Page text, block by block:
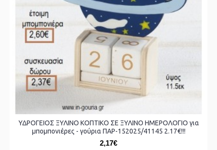
ΥΔΡΟΓΕΙΟΣ ΞΥΛΙΝΟ ΚΟΠΤΙΚΟ ΣΕ ΞΥΛΙΝΟ ΗΜΕΡΟΛΟΓΙΟ για
μπομπονιέρες - γούρια ΠΑΡ-152025/41145 2.17€!!!
2,17€